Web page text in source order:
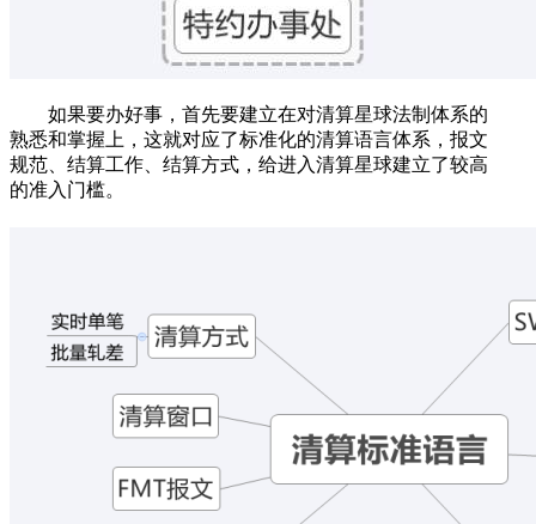
如果要办好事，首先要建立在对清算星球法制体系的
熟悉和掌握上，这就对应了标准化的清算语言体系，报文
规范、结算工作、结算方式，给进入清算星球建立了较高
的准入门槛。